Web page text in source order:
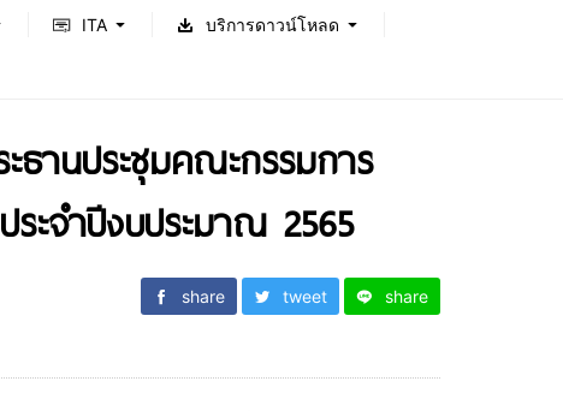
ITA บริการดาวน์โหลด
ธานประชุมคณะกรรมการ
ะจำปีงบประมาณ 2565
share tweet share